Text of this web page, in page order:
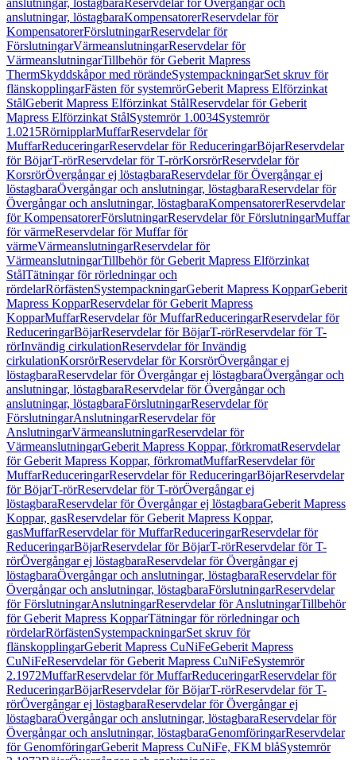
anslutningar, löstagbaraReservdelar för Övergångar och
anslutningar, löstagbaraKompensatorerReservdelar för
KompensatorerFörslutningarReservdelar för
FörslutningarVärmeanslutningarReservdelar för
VärmeanslutningarTillbehör för Geberit Mapress
ThermSkyddskåpor med rörändeSystempackningarSet skruv för
flänskopplingarFästen för systemrörGeberit Mapress Elförzinkat
StålGeberit Mapress Elförzinkat StålReservdelar för Geberit
Mapress Elförzinkat StålSystemrör 1.0034Systemrör
1.0215RörnipplarMuffarReservdelar för
MuffarReduceringarReservdelar för ReduceringarBöjarReservdelar
för BöjarT-rörReservdelar för T-rörKorsrörReservdelar för
KorsrörÖvergångar ej löstagbaraReservdelar för Övergångar ej
löstagbaraÖvergångar och anslutningar, löstagbaraReservdelar för
Övergångar och anslutningar, löstagbaraKompensatorerReservdelar
för KompensatorerFörslutningarReservdelar för FörslutningarMuffar
för värmeReservdelar för Muffar för
värmeVärmeanslutningarReservdelar för
VärmeanslutningarTillbehör för Geberit Mapress Elförzinkat
StålTätningar för rörledningar och
rördelarRörfästenSystempackningarGeberit Mapress KopparGeberit
Mapress KopparReservdelar för Geberit Mapress
KopparMuffarReservdelar för MuffarReduceringarReservdelar för
ReduceringarBöjarReservdelar för BöjarT-rörReservdelar för T-
rörInvändig cirkulationReservdelar för Invändig
cirkulationKorsrörReservdelar för KorsrörÖvergångar ej
löstagbaraReservdelar för Övergångar ej löstagbaraÖvergångar och
anslutningar, löstagbaraReservdelar för Övergångar och
anslutningar, löstagbaraFörslutningarReservdelar för
FörslutningarAnslutningarReservdelar för
AnslutningarVärmeanslutningarReservdelar för
VärmeanslutningarGeberit Mapress Koppar, förkromatReservdelar
för Geberit Mapress Koppar, förkromatMuffarReservdelar för
MuffarReduceringarReservdelar för ReduceringarBöjarReservdelar
för BöjarT-rörReservdelar för T-rörÖvergångar ej
löstagbaraReservdelar för Övergångar ej löstagbaraGeberit Mapress
Koppar, gasReservdelar för Geberit Mapress Koppar,
gasMuffarReservdelar för MuffarReduceringarReservdelar för
ReduceringarBöjarReservdelar för BöjarT-rörReservdelar för T-
rörÖvergångar ej löstagbaraReservdelar för Övergångar ej
löstagbaraÖvergångar och anslutningar, löstagbaraReservdelar för
Övergångar och anslutningar, löstagbaraFörslutningarReservdelar
för FörslutningarAnslutningarReservdelar för AnslutningarTillbehör
för Geberit Mapress KopparTätningar för rörledningar och
rördelarRörfästenSystempackningarSet skruv för
flänskopplingarGeberit Mapress CuNiFeGeberit Mapress
CuNiFeReservdelar för Geberit Mapress CuNiFeSystemrör
2.1972MuffarReservdelar för MuffarReduceringarReservdelar för
ReduceringarBöjarReservdelar för BöjarT-rörReservdelar för T-
rörÖvergångar ej löstagbaraReservdelar för Övergångar ej
löstagbaraÖvergångar och anslutningar, löstagbaraReservdelar för
Övergångar och anslutningar, löstagbaraGenomföringarReservdelar
för GenomföringarGeberit Mapress CuNiFe, FKM blåSystemrör